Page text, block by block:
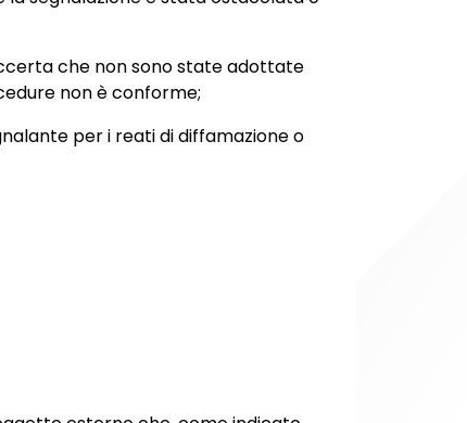
che non sono state adottate
non è conforme;
per i reati di diffamazione o